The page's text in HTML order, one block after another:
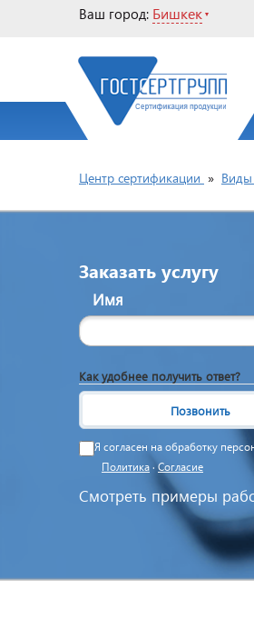
Ваш город: Бишкек
Центр сертификации » Виды
Заказать услугу
Имя
Как удобнее получить ответ?
Позвонить
Я согласен на обработку
Политика ·Согласие
Смотреть примеры